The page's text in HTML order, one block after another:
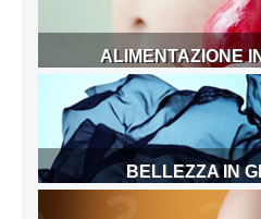
ALIMENTAZIONE
BELLEZZA IN